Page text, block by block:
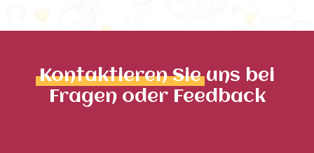
Kontaktieren Sieuns bei
Fragen oder Feedback